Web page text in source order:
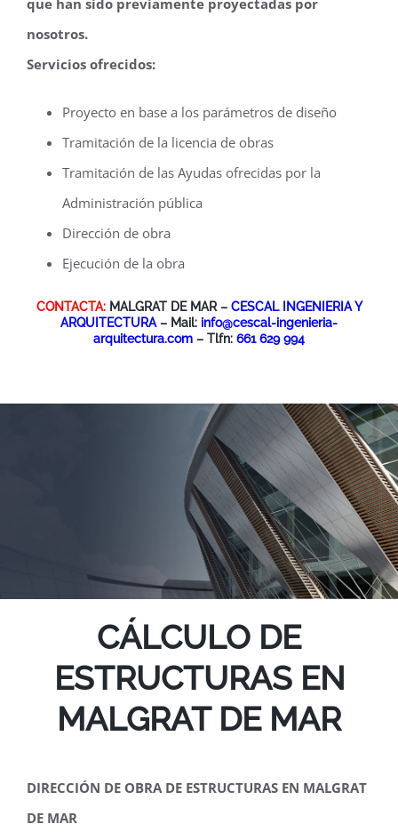
nosotros.
Servicios ofrecidos:
Proyecto en base a los parámetros de diseño
Tramitación de la licencia de obras
Tramitación de las Ayudas ofrecidas por la
Administración pública
Dirección de obra
Ejecución de la obra
CONTACTA:MALGRAT DE MAR – CESCAL INGENIERIA Y
ARQUITECTURA– Mail: info@cescal-ingenieria-
arquitectura.com – Tlfn: 661 629 994
CÁLCULO DE
ESTRUCTURAS EN
MALGRAT DE MAR
DIRECCIÓN DE OBRA DE ESTRUCTURAS EN MALGRAT
DE MAR